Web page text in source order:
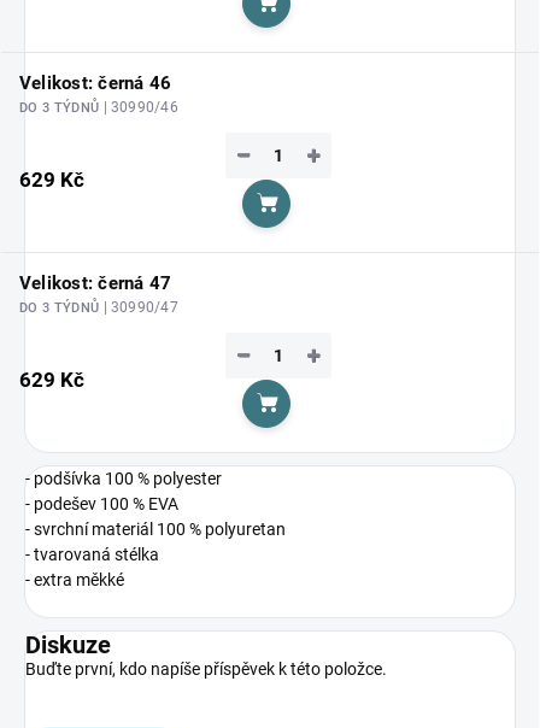
Do košíku
Velikost: černá 46
DO 3 TÝDNŮ | 30990/46
629 Kč
+
−
Do košíku
Velikost: černá 47
DO 3 TÝDNŮ | 30990/47
629 Kč
+
−
Do košíku
- podšívka 100 % polyester
- podešev 100 % EVA
- svrchní materiál 100 % polyuretan
- tvarovaná stélka
- extra měkké
Diskuze
Buďte první, kdo napíše příspěvek k této položce.